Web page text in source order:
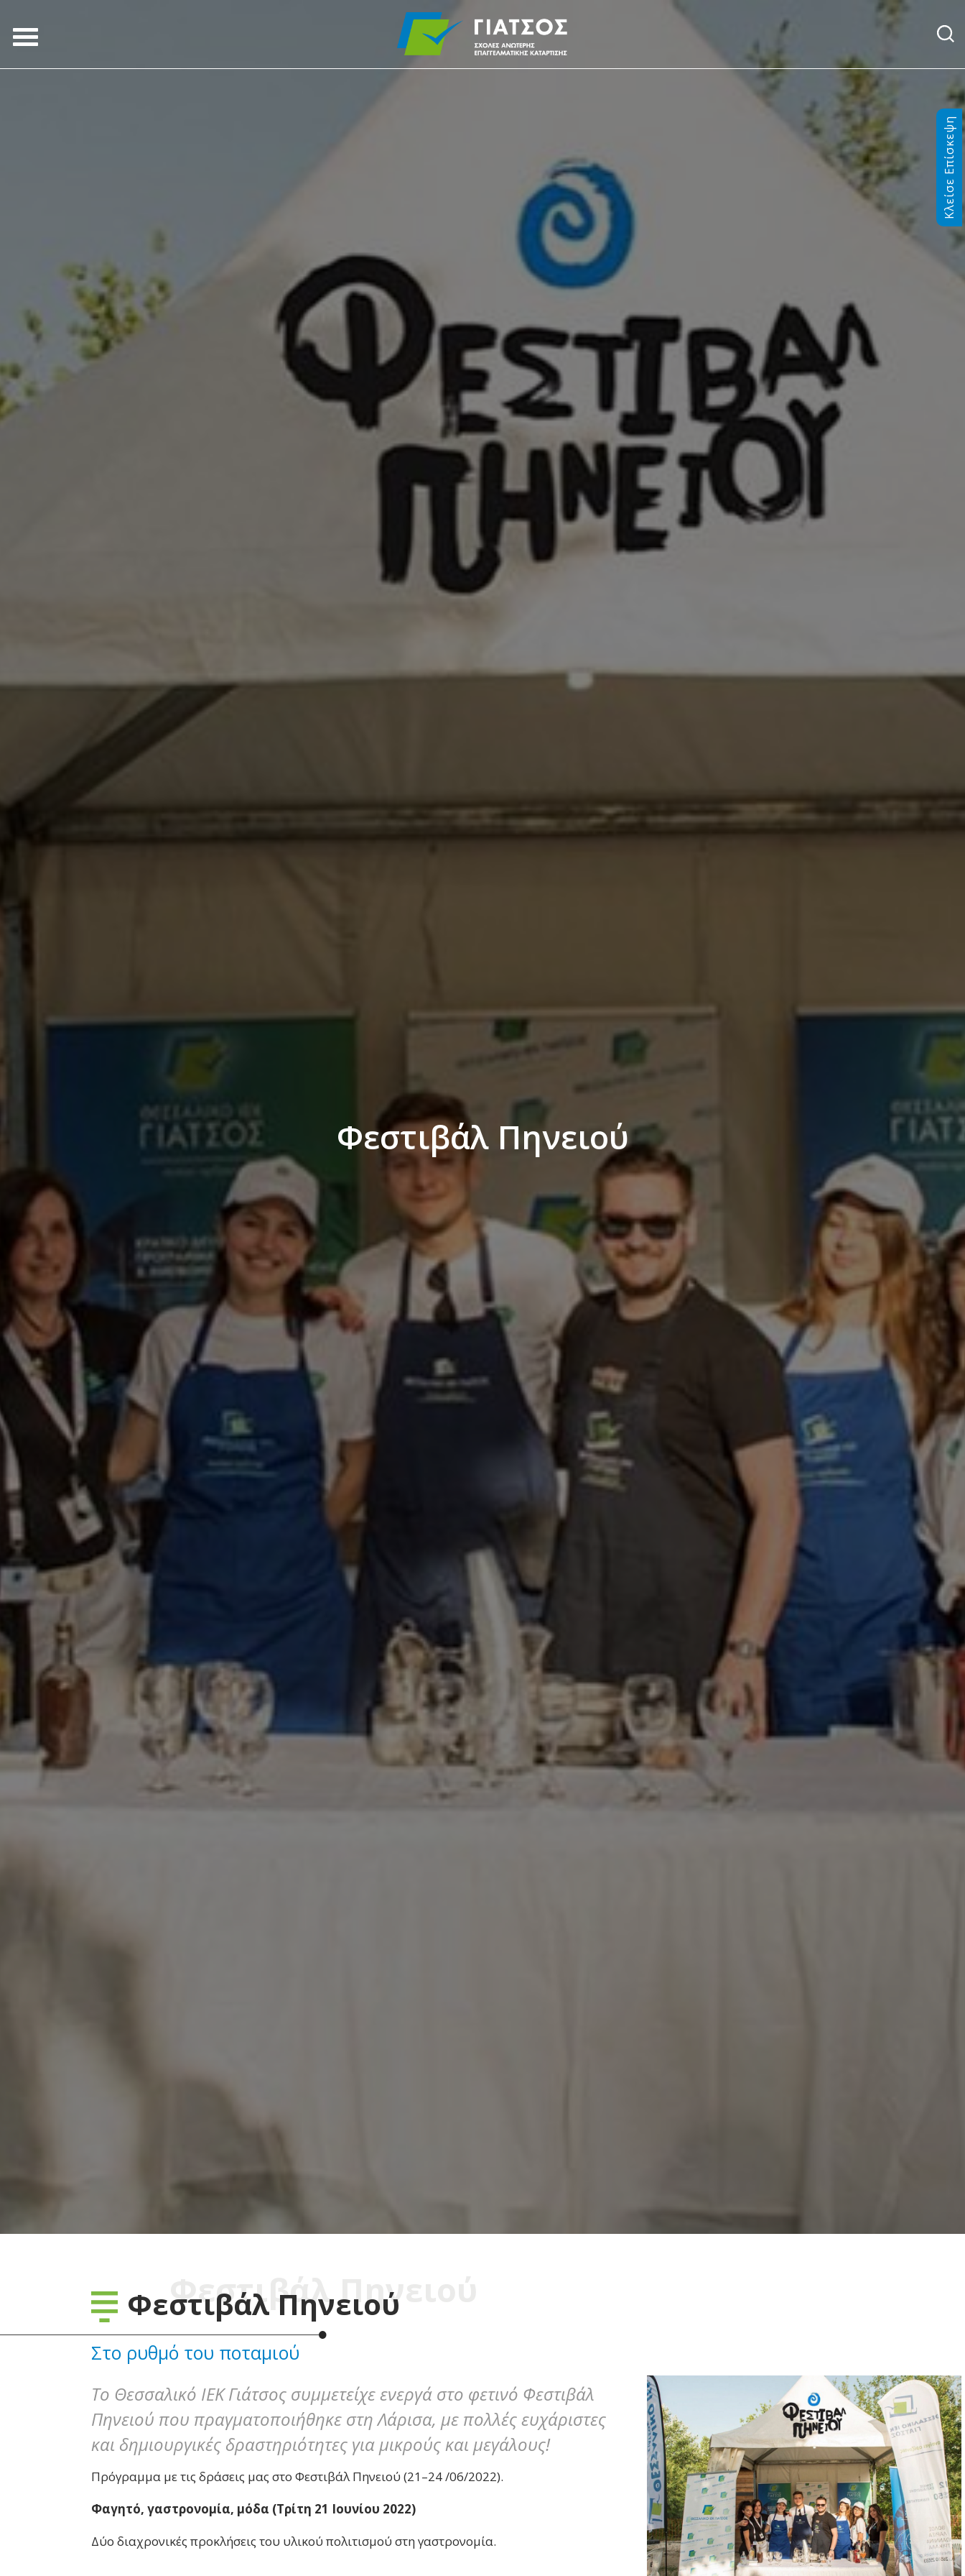
Κλείσε Επίσκεψη
Φεστιβάλ Πηνειού
Φεστιβάλ Πηνειού
Φεστιβάλ Πηνειού
Στο ρυθμό του ποταμιού
Το Θεσσαλικό ΙΕΚ Γιάτσος συμμετείχε ενεργά στο φετινό Φεστιβάλ
Πηνειού που πραγματοποιήθηκε στη Λάρισα, με πολλές ευχάριστες
και δημιουργικές δραστηριότητες για μικρούς και μεγάλους!
Πρόγραμμα με τις δράσεις μας στο Φεστιβάλ Πηνειού (21–24 /06/2022).
Φαγητό, γαστρονομία, μόδα (Τρίτη 21 Ιουνίου 2022)
Δύο διαχρονικές προκλήσεις του υλικού πολιτισμού στη γαστρονομία.